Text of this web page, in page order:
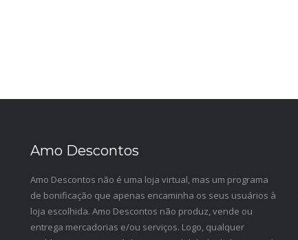
Amo Descontos
Amo Descontos não é uma loja virtual, mas um programa
de bonificação que apenas encaminha os seus usuários à
loja escolhida. Amo Descontos não produz, vende ou
entrega mercadorias e/ou serviços. Logo, qualquer